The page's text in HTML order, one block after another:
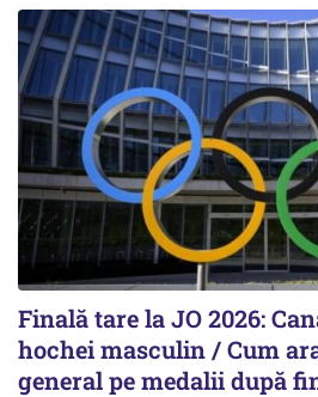
Finală tare la JO 2026:
hochei masculin / Cum
general pe medalii după